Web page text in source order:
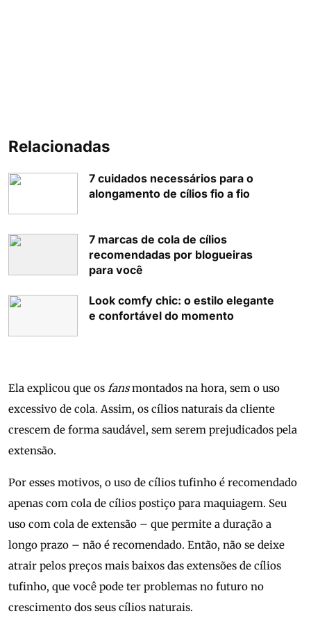
Relacionadas
7 cuidados necessários para o
alongamento de cílios fio a fio
7 marcas de cola de cílios
recomendadas por blogueiras
para você
Look comfy chic: o estilo elegante
e confortável do momento
Ela explicou que os fansmontados na hora, sem o uso
excessivo de cola. Assim, os cílios naturais da cliente
crescem de forma saudável, sem serem prejudicados pela
extensão.
Por esses motivos, o uso de cílios tufinho é recomendado
apenas com cola de cílios postiço para maquiagem. Seu
uso com cola de extensão – que permite a duração a
longo prazo – não é recomendado. Então, não se deixe
atrair pelos preços mais baixos das extensões de cílios
tufinho, que você pode ter problemas no futuro no
crescimento dos seus cílios naturais.